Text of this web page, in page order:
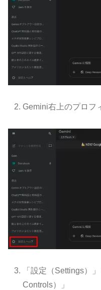
Gemini右上のプロフ
「設定（Settings）
Controls）」